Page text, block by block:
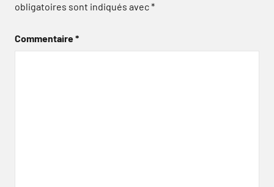
obligatoires sont indiqués avec*
Commentaire*